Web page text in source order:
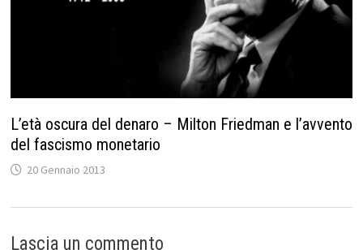
L’età oscura del denaro – Milton Friedman e l’avvento
del fascismo monetario
20 Gennaio 2013
Lascia un commento